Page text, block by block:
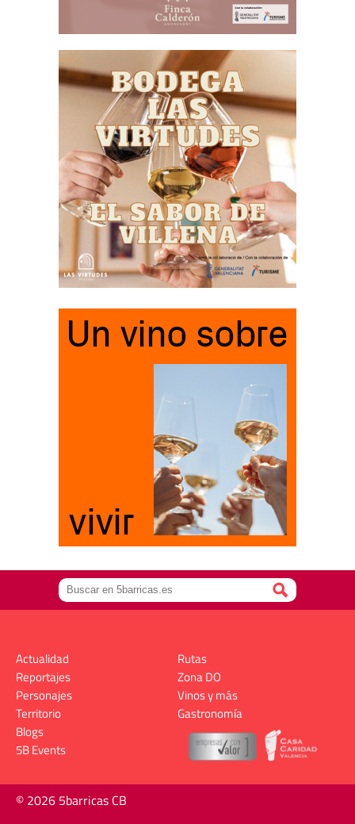
Actualidad
Reportajes
Personajes
Territorio
Rutas
Zona DO
Vinos y más
Gastronomía
Blogs
5B Events
© 2026 5barricas CB